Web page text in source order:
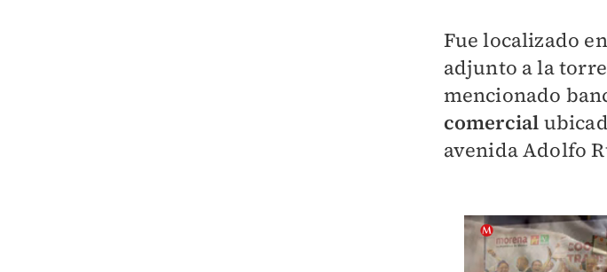
Fue localizado
adjunto a la
mencionado
comercial
avenida Adolfo